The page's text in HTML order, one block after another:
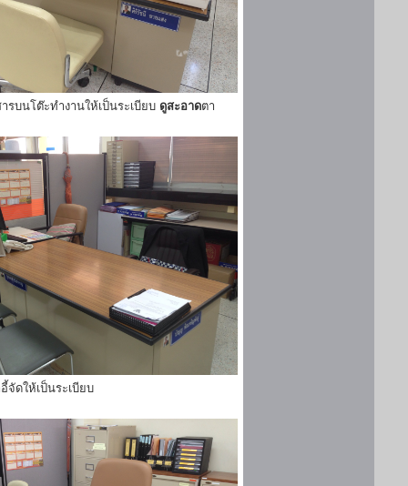
ารบนโต๊ะทำงานให้เป็นระเบียบ ดูสะอาดตา
จัดให้เป็นระเบียบ